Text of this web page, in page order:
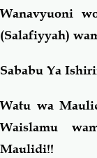
Wanavyuoni
(Salafiyyah)
Sababu Ya
Watu wa
Waislamu
Maulidi!!